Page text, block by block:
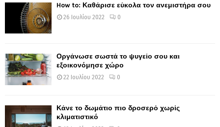
How to: Καθάρισε εύκολα τον ανεμιστήρα σου
26 Ιουλίου 2022 0
Οργάνωσε σωστά το ψυγείο σου και
εξοικονόμησε χώρο
22 Ιουλίου 2022 0
Κάνε το δωμάτιο πιο δροσερό χωρίς
κλιματιστικό